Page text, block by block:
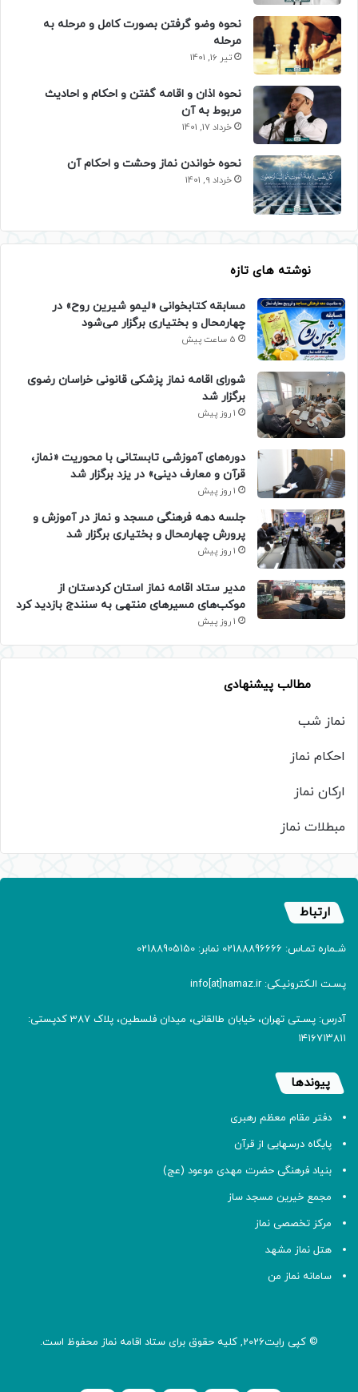
نحوه وضو گرفتن بصورت کامل و مرحله به
مرحله
تیر 16, 1401
نحوه اذان و اقامه گفتن و احکام و احادیث
مربوط به آن
خرداد 17, 1401
نحوه خواندن نماز وحشت و احکام آن
خرداد 9, 1401
نوشته های تازه
مسابقه کتابخوانی «لیمو شیرین روح» در
چهارمحال و بختیاری برگزار می‌شود
5 ساعت پیش
شورای اقامه نماز پزشکی قانونی خراسان رضوی
برگزار شد
1 روز پیش
دوره‌های آموزشی تابستانی با محوریت «نماز،
قرآن و معارف دینی» در یزد برگزار شد
1 روز پیش
جلسه دهه فرهنگی مسجد و نماز در آموزش و
پرورش چهارمحال و بختیاری برگزار شد
1 روز پیش
مدیر ستاد اقامه نماز استان کردستان از
موکب‌های مسیرهای منتهی به سنندج بازدید کرد
1 روز پیش
مطالب پیشنهادی
نماز شب
احکام نماز
ارکان نماز
مبطلات نماز
ارتباط
شـماره تمـاس: 02188896666 نمابر: 02188905150
پسـت الـکترونیـکی: info[at]namaz.ir
آدرس: پسـتی تهران، خیابان طالقانی، میدان فلسطین، پلاک 387 کدپستی:
۱۴۱۶۷۱۳۸۱۱
پیوندها
دفتر مقام معظم رهبری
پایگاه درسهایی از قرآن
بنیاد فرهنگی حضرت مهدی موعود (عج)
مجمع خیرین مسجد ساز
مرکز تخصصی نماز
هتل نماز مشهد
سامانه نماز من
© کپی رایت2026, کلیه حقوق برای ستاد اقامه نماز محفوظ است.